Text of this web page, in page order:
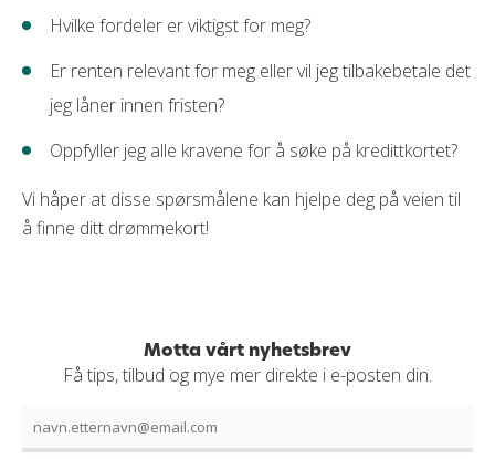
Hvilke fordeler er viktigst for meg?
Er renten relevant for meg eller vil jeg tilbakebetale det
jeg låner innen fristen?
Oppfyller jeg alle kravene for å søke på kredittkortet?
Vi håper at disse spørsmålene kan hjelpe deg på veien til
å finne ditt drømmekort!
Motta vårt nyhetsbrev
Få tips, tilbud og mye mer direkte i e-posten din.